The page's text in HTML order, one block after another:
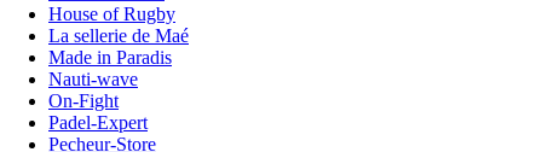
House of Rugby
La sellerie de Maé
Made in Paradis
Nauti-wave
On-Fight
Padel-Expert
Pecheur-Store